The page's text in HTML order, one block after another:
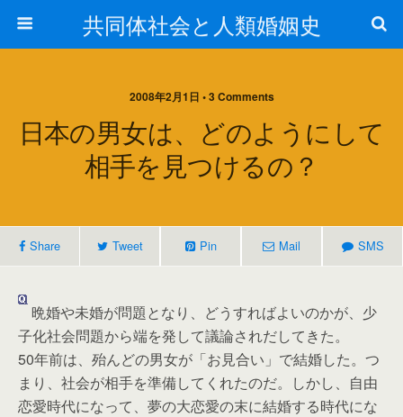
共同体社会と人類婚姻史
2008年2月1日 • 3 Comments
日本の男女は、どのようにして
相手を見つけるの？
Share Tweet Pin Mail SMS
晩婚や未婚が問題となり、どうすればよいのかが、少
子化社会問題から端を発して議論されだしてきた。
50年前は、殆んどの男女が「お見合い」で結婚した。つ
まり、社会が相手を準備してくれたのだ。しかし、自由
恋愛時代になって、夢の大恋愛の末に結婚する時代にな